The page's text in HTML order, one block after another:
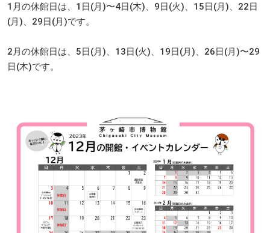
1月の休館日は、1日(月)〜4日(木)、9日(火)、15日(月)、22日
(月)、29日(月)です。
2月の休館日は、5日(月)、13日(火)、19日(月)、26日(月)〜29
日(木)です。